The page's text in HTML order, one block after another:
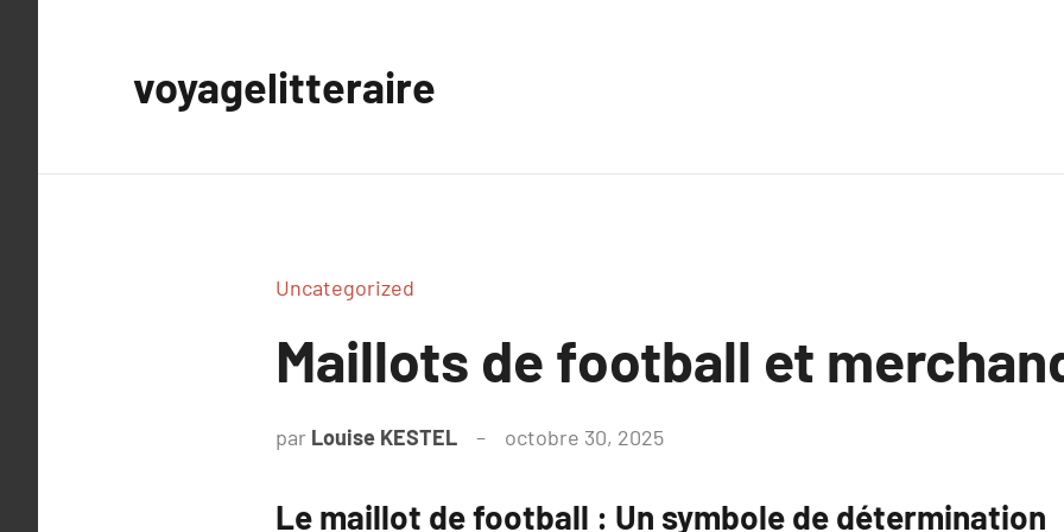
voyagelitteraire
Uncategorized
Maillots de football et
par Louise KESTEL octobre 30, 2025
Le maillot de football : Un symbole de détermination